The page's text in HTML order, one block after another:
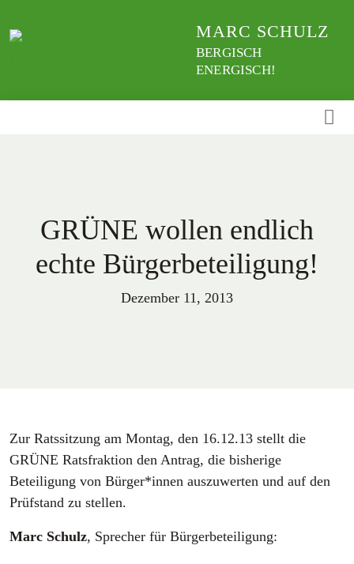
zum
MARC SCHULZ
BERGISCH
ENERGISCH!
GRÜNE wollen endlich
echte Bürgerbeteiligung!
Dezember 11, 2013
Zur Ratssitzung am Montag, den 16.12.13 stellt die
GRÜNE Ratsfraktion den Antrag, die bisherige
Beteiligung von Bürger*innen auszuwerten und auf den
Prüfstand zu stellen.
Marc Schulz, Sprecher für Bürgerbeteiligung: